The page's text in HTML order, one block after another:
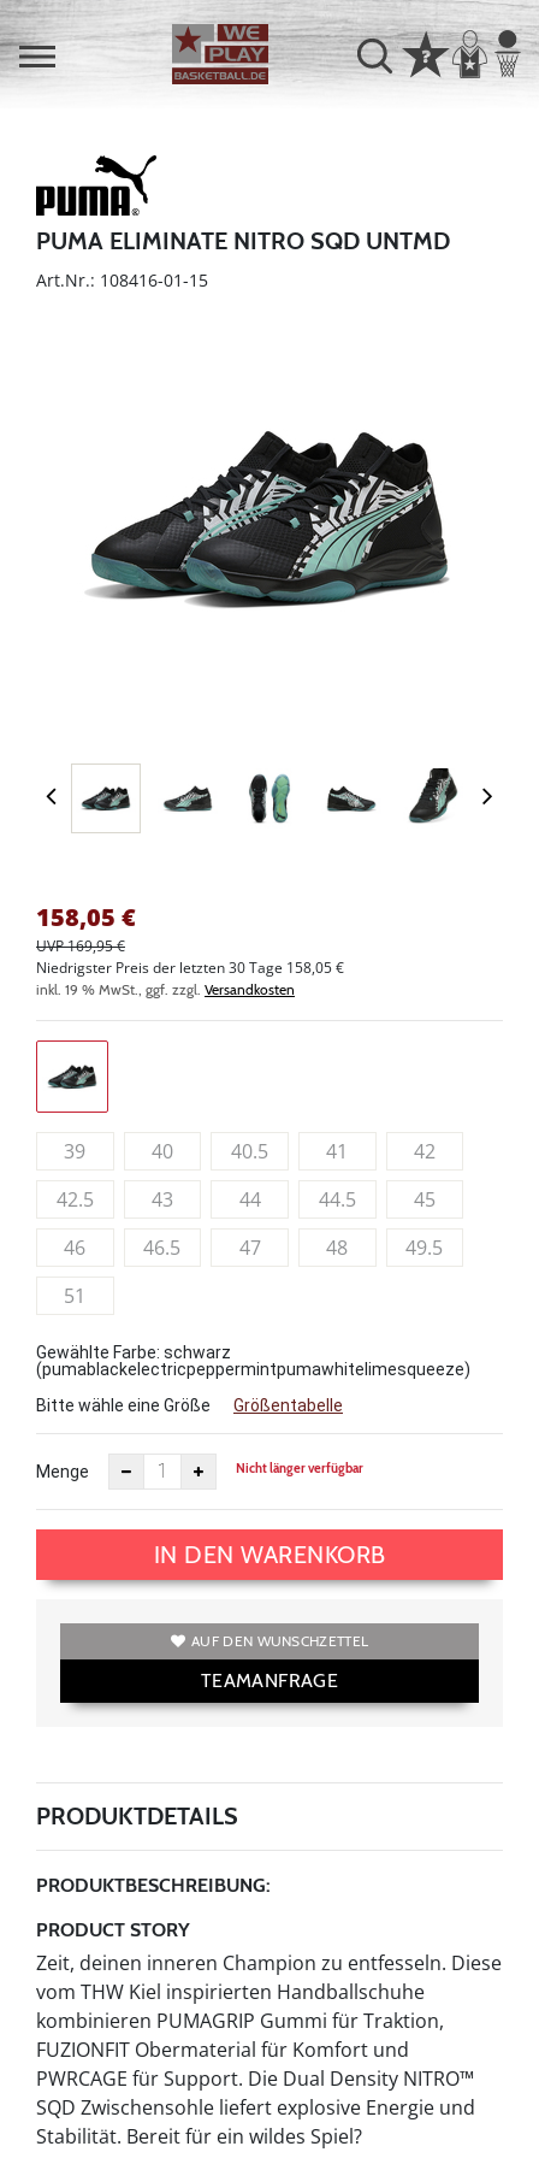
PUMA ELIMINATE NITRO SQD UNTMD
Art.Nr.: 108416-01-15
158,05 €
UVP 169,95 €
Niedrigster Preis der letzten 30 Tage 158,05 €
inkl. 19 % MwSt., ggf. zzgl. Versandkosten
39 40 40.5 41
42
42.5
43 44 44.5
45
46
46.5 47 48
49.5
51
Gewählte Farbe: schwarz
(pumablackelectricpeppermintpumawhitelimesqueeze)
Bitte wähle eine Größe
Größentabelle
Menge Nicht länger verfügbar
IN DEN WARENKORB
AUF DEN WUNSCHZETTEL
TEAMANFRAGE
PRODUKTDETAILS
PRODUKTBESCHREIBUNG:
PRODUCT STORY
Zeit, deinen inneren Champion zu entfesseln. Diese
vom THW Kiel inspirierten Handballschuhe
kombinieren PUMAGRIP Gummi für Traktion,
FUZIONFIT Obermaterial für Komfort und
PWRCAGE für Support. Die Dual Density NITRO™
SQD Zwischensohle liefert explosive Energie und
Stabilität. Bereit für ein wildes Spiel?